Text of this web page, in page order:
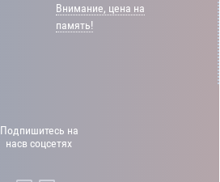
Внимание, цена на
память!
Подпишитесь на
насв соцсетях